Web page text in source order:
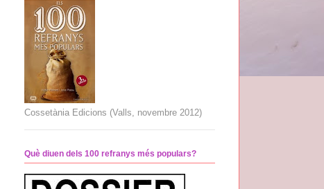
Cossetània Edicions (Valls, novembre 2012)
Què diuen dels 100 refranys més populars?